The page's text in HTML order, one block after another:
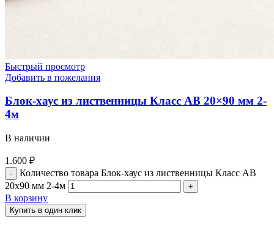
Быстрый просмотр
Добавить в пожелания
Блок-хаус из лиственницы Класс АВ 20×90 мм 2-
4м
В наличии
1.600 ₽
Количество товара Блок-хаус из лиственницы Класс АВ
20x90 мм 2-4м
В корзину
Купить в один клик